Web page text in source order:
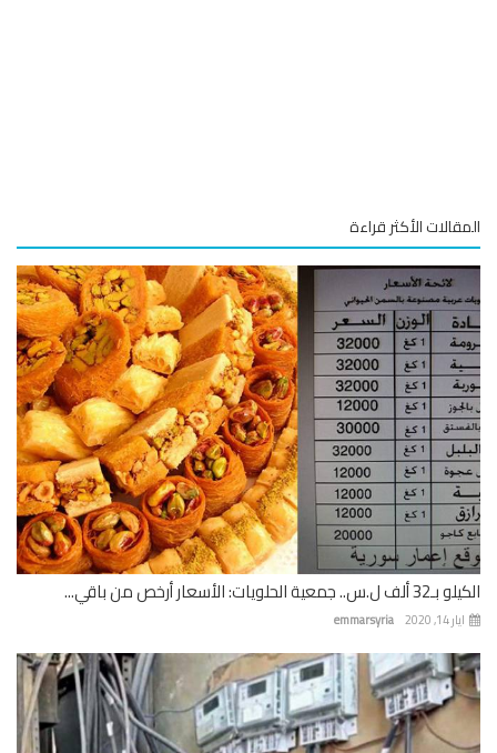
الأكثر قراءة
الحلويات: الأسعار أرخص من باقي...
emmarsyria